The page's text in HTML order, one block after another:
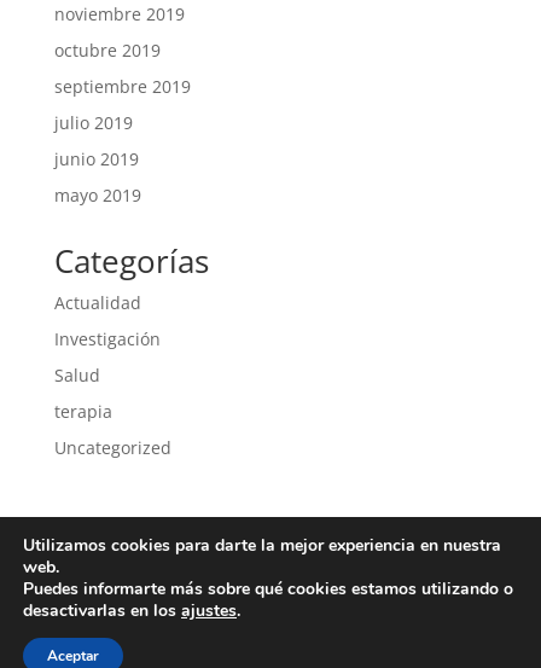
noviembre 2019
octubre 2019
septiembre 2019
julio 2019
junio 2019
mayo 2019
Categorías
Actualidad
Investigación
Salud
terapia
Uncategorized
Copyright 2018 Todos los derechos reservados
Utilizamos cookies para darte la mejor experiencia en nuestra
web.
Puedes informarte más sobre qué cookies estamos utilizando o
desactivarlas en los ajustes.
Aceptar